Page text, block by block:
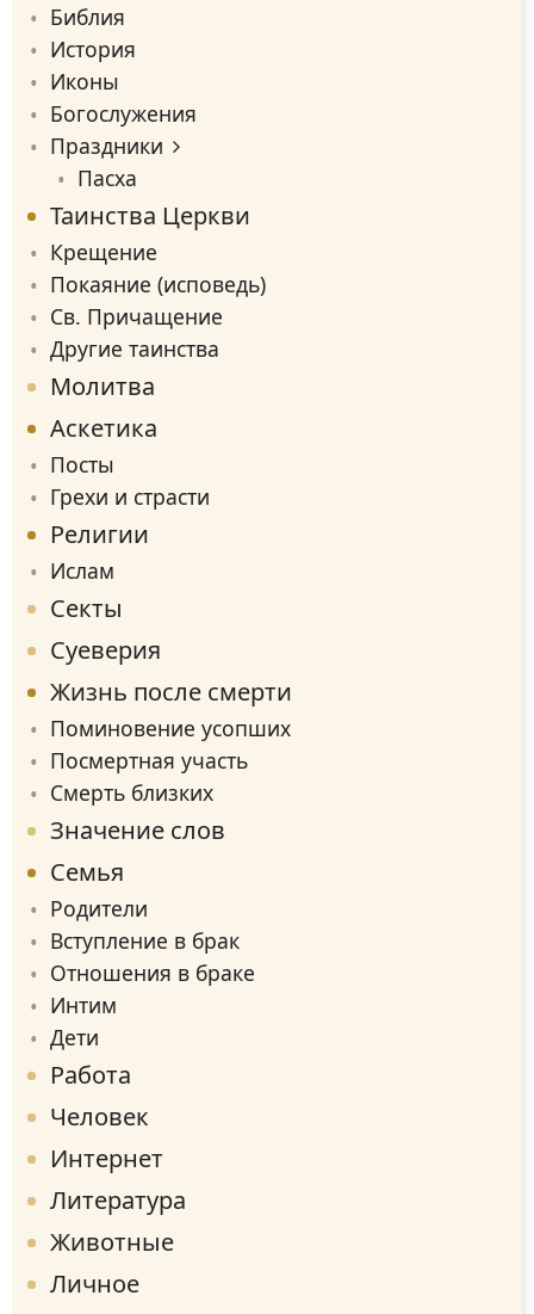
Библия
История
Иконы
Богослужения
Праздники
Пасха
Таинства Церкви
Крещение
Покаяние (исповедь)
Св. Причащение
Другие таинства
Молитва
Аскетика
Посты
Грехи и страсти
Религии
Ислам
Секты
Суеверия
Жизнь после смерти
Поминовение усопших
Посмертная участь
Смерть близких
Значение слов
Семья
Родители
Вступление в брак
Отношения в браке
Интим
Дети
Работа
Человек
Интернет
Литература
Животные
Личное